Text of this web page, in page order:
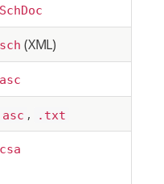
(XML)
, .txt